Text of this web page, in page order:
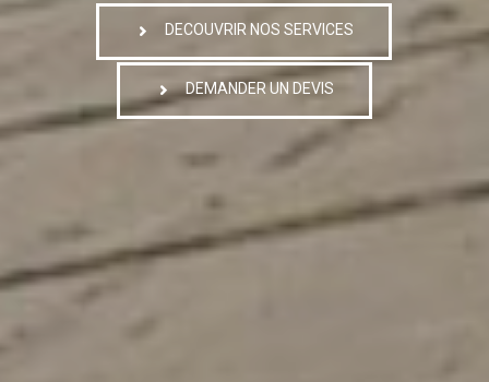
DECOUVRIR NOS SERVICES
DEMANDER UN DEVIS